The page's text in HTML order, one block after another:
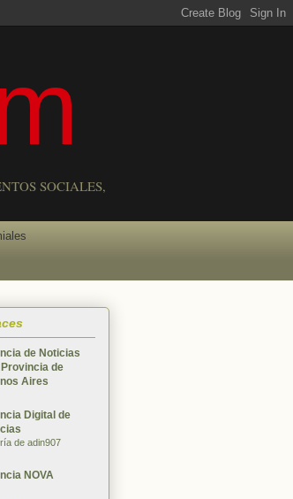
SOCIALES,
de Noticias
de
Aires
Digital de
de adin907
NOVA